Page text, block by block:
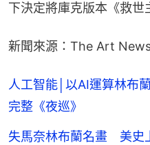
下決定將庫克版本《救世
新聞來源：The Art
人工智能│以AI運算林布
完整《夜巡》
失馬奈林布蘭名畫 美史